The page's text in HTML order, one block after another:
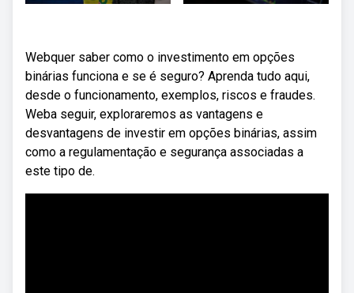
Webquer saber como o investimento em opções
binárias funciona e se é seguro? Aprenda tudo aqui,
desde o funcionamento, exemplos, riscos e fraudes.
Weba seguir, exploraremos as vantagens e
desvantagens de investir em opções binárias, assim
como a regulamentação e segurança associadas a
este tipo de.